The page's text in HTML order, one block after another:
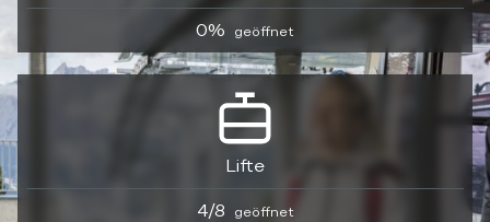
0% geöffnet
Lifte
4/8 geöffnet